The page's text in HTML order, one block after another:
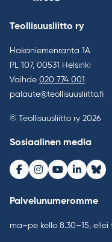
Teollisuusliitto ry
Hakaniemenranta 1A
PL 107, 00531 Helsinki
Vaihde 020 774 001
palaute@teollisuusliitto.fi
© Teollisuusliitto ry 2026
Sosiaalinen media
Facebook
Instagram
Youtube
LinkedIn
Palvelunumeromme
ma–pe kello 8.30–15,